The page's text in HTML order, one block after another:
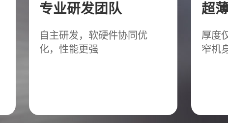
专业研发团队
自主研发，软硬件协同优
化，性能更强
超
厚度
窄机